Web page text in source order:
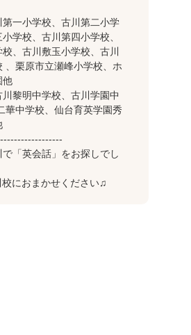
一小学校、古川第二小学
学校、古川第四小学校、
、古川敷玉小学校、古川
、栗原市立瀬峰小学校、ホ
他
黎明中学校、古川学園中
華中学校、仙台育英学園秀
で「英会話」をお探しでし
におまかせください♫